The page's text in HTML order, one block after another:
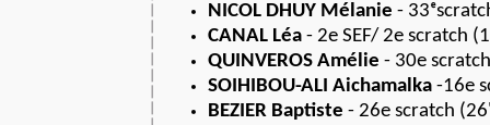
NICOL DHUY Mélanie -
CANAL Léa - 2e SEF/ 2e scratch
QUINVEROS Amélie - 30e
SOIHIBOU-ALI Aichamalka -16e
BEZIER Baptiste - 26e scratch